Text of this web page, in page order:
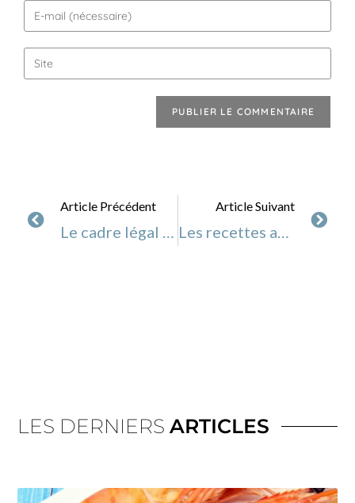
Article Précédent
Le cadre légal du Naturopathe
Article Suivant
Les recettes au Vitaliseur
LES DERNIERSARTICLES